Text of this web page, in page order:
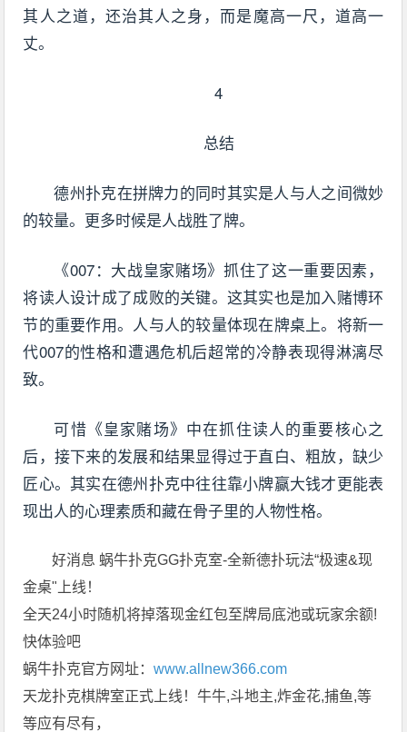
其人之道，还治其人之身，而是魔高一尺，道高一
丈。
4
总结
德州扑克在拼牌力的同时其实是人与人之间微妙
的较量。更多时候是人战胜了牌。
《007：大战皇家赌场》抓住了这一重要因素，
将读人设计成了成败的关键。这其实也是加入赌博环
节的重要作用。人与人的较量体现在牌桌上。将新一
代007的性格和遭遇危机后超常的冷静表现得淋漓尽
致。
可惜《皇家赌场》中在抓住读人的重要核心之
后，接下来的发展和结果显得过于直白、粗放，缺少
匠心。其实在德州扑克中往往靠小牌赢大钱才更能表
现出人的心理素质和藏在骨子里的人物性格。
好消息 蜗牛扑克GG扑克室-全新德扑玩法“极速&现
金桌"上线！
全天24小时随机将掉落现金红包至牌局底池或玩家余额!
快体验吧
蜗牛扑克官方网址：www.allnew366.com
天龙扑克棋牌室正式上线！牛牛,斗地主,炸金花,捕鱼,等
等应有尽有，